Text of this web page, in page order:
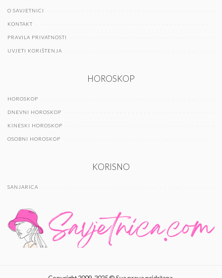
O SAVJETNICI
KONTAKT
PRAVILA PRIVATNOSTI
UVJETI KORIŠTENJA
HOROSKOP
HOROSKOP
DNEVNI HOROSKOP
KINESKI HOROSKOP
OSOBNI HOROSKOP
KORISNO
SANJARICA